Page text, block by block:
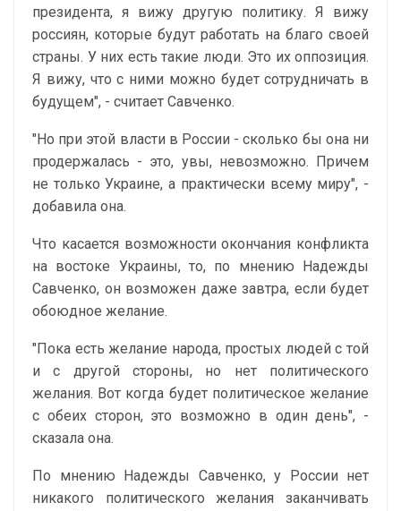
президента, я вижу другую политику. Я вижу
россиян, которые будут работать на благо своей
страны. У них есть такие люди. Это их оппозиция.
Я вижу, что с ними можно будет сотрудничать в
будущем", - считает Савченко.
"Но при этой власти в России - сколько бы она ни
продержалась - это, увы, невозможно. Причем
не только Украине, а практически всему миру", -
добавила она.
Что касается возможности окончания конфликта
на востоке Украины, то, по мнению Надежды
Савченко, он возможен даже завтра, если будет
обоюдное желание.
"Пока есть желание народа, простых людей с той
и с другой стороны, но нет политического
желания. Вот когда будет политическое желание
с обеих сторон, это возможно в один день", -
сказала она.
По мнению Надежды Савченко, у России нет
никакого политического желания заканчивать